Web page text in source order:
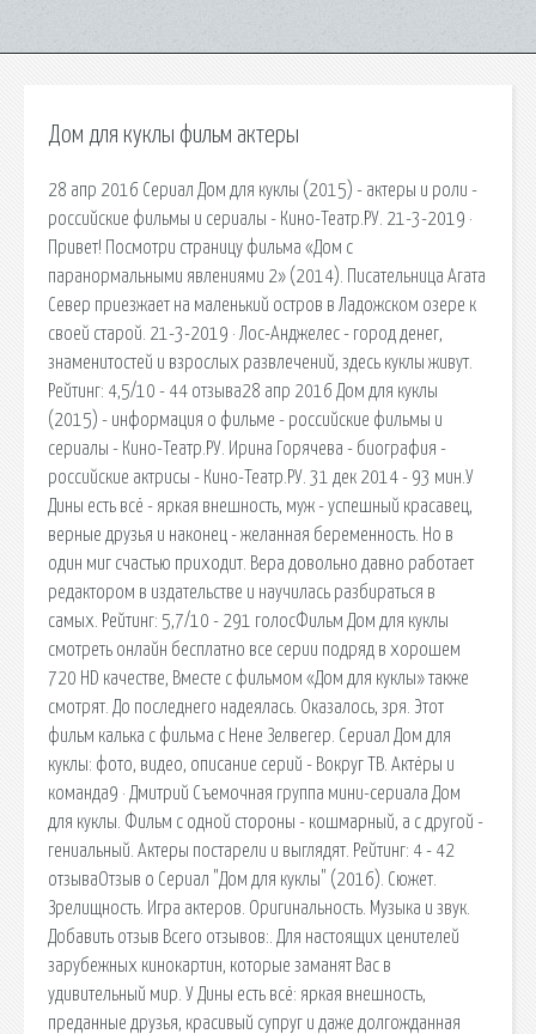
Дом для куклы фильм актеры
28 апр 2016 Сериал Дом для куклы (2015) - актеры и роли -
российские фильмы и сериалы - Кино-Театр.РУ. 21-3-2019 ·
Привет! Посмотри страницу фильма «Дом с
паранормальными явлениями 2» (2014). Писательница Агата
Север приезжает на маленький остров в Ладожском озере к
своей старой. 21-3-2019 · Лос-Анджелес - город денег,
знаменитостей и взрослых развлечений, здесь куклы живут.
Рейтинг: 4,5/10 - 44 отзыва28 апр 2016 Дом для куклы
(2015) - информация о фильме - российские фильмы и
сериалы - Кино-Театр.РУ. Ирина Горячева - биография -
российские актрисы - Кино-Театр.РУ. 31 дек 2014 - 93 мин.У
Дины есть всё - яркая внешность, муж - успешный красавец,
верные друзья и наконец - желанная беременность. Но в
один миг счастью приходит. Вера довольно давно работает
редактором в издательстве и научилась разбираться в
самых. Рейтинг: 5,7/10 - 291 голосФильм Дом для куклы
смотреть онлайн бесплатно все серии подряд в хорошем
720 HD качестве, Вместе с фильмом «Дом для куклы» также
смотрят. До последнего надеялась. Оказалось, зря. Этот
фильм калька с фильма с Нене Зелвегер. Сериал Дом для
куклы: фото, видео, описание серий - Вокруг ТВ. Актёры и
команда9 · Дмитрий Съемочная группа мини-сериала Дом
для куклы. Фильм с одной стороны - кошмарный, а с другой -
гениальный. Актеры постарели и выглядят. Рейтинг: 4 - 42
отзываОтзыв о Сериал "Дом для куклы" (2016). Сюжет.
Зрелищность. Игра актеров. Оригинальность. Музыка и звук.
Добавить отзыв Всего отзывов:. Для настоящих ценителей
зарубежных кинокартин, которые заманят Вас в
удивительный мир. У Дины есть всё: яркая внешность,
преданные друзья, красивый супруг и даже долгожданная